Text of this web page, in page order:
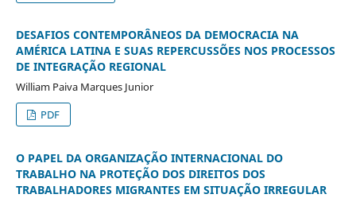
DESAFIOS CONTEMPORÂNEOS DA DEMOCRACIA NA
AMÉRICA LATINA E SUAS REPERCUSSÕES NOS PROCESSOS
DE INTEGRAÇÃO REGIONAL
William Paiva Marques Junior
PDF
O PAPEL DA ORGANIZAÇÃO INTERNACIONAL DO
TRABALHO NA PROTEÇÃO DOS DIREITOS DOS
TRABALHADORES MIGRANTES EM SITUAÇÃO IRREGULAR